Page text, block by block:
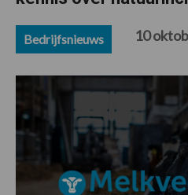
Bedrijfsnieuws 10